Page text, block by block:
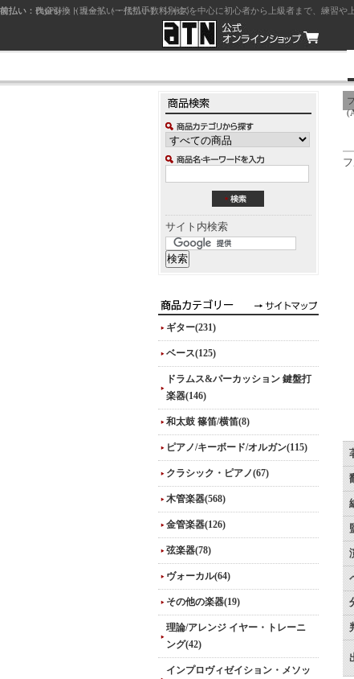
ジャズを中心に初心者から上級者まで、練習や
サイト内検索
ギター(231)
ベース(125)
ドラムス&パーカッション 鍵盤打
楽器(146)
和太鼓 篠笛/横笛(8)
ピアノ/キーボード/オルガン(115)
クラシック・ピアノ(67)
木管楽器(568)
金管楽器(126)
弦楽器(78)
ヴォーカル(64)
その他の楽器(19)
理論/アレンジ イヤー・トレーニ
ング(42)
インプロヴィゼイション・メソッ
前払い：クレジットカード（一括払い）
後払い：代金引換（現金払い・代引手数料別途）
前払い：PayPay